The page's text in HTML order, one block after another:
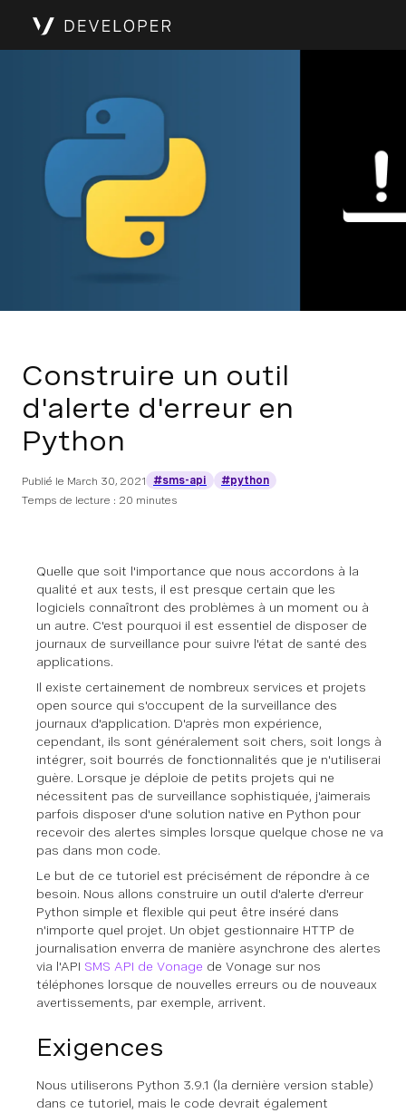
Construire un outil
d'alerte d'erreur en
Python
Publié le March 30, 2021 #sms-api
#python
Temps de lecture : 20 minutes
Quelle que soit l'importance que nous accordons à la
qualité et aux tests, il est presque certain que les
logiciels connaîtront des problèmes à un moment ou à
un autre. C'est pourquoi il est essentiel de disposer de
journaux de surveillance pour suivre l'état de santé des
applications.
Il existe certainement de nombreux services et projets
open source qui s'occupent de la surveillance des
journaux d'application. D'après mon expérience,
cependant, ils sont généralement soit chers, soit longs à
intégrer, soit bourrés de fonctionnalités que je n'utiliserai
guère. Lorsque je déploie de petits projets qui ne
nécessitent pas de surveillance sophistiquée, j'aimerais
parfois disposer d'une solution native en Python pour
recevoir des alertes simples lorsque quelque chose ne va
pas dans mon code.
Le but de ce tutoriel est précisément de répondre à ce
besoin. Nous allons construire un outil d'alerte d'erreur
Python simple et flexible qui peut être inséré dans
n'importe quel projet. Un objet gestionnaire HTTP de
journalisation enverra de manière asynchrone des alertes
via l'API SMS API de Vonage de Vonage sur nos
téléphones lorsque de nouvelles erreurs ou de nouveaux
avertissements, par exemple, arrivent.
Exigences
Nous utiliserons Python 3.9.1 (la dernière version stable)
dans ce tutoriel, mais le code devrait également